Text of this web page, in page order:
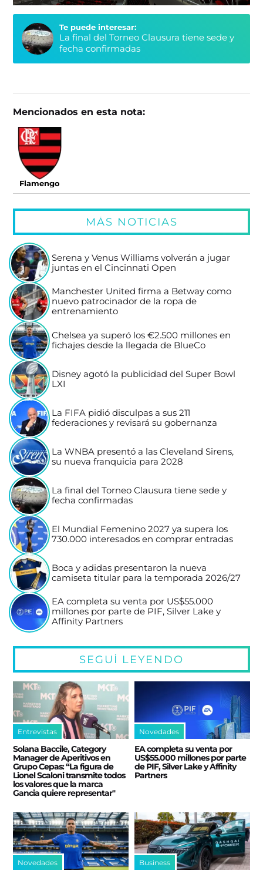
Te puede interesar:
La final del Torneo Clausura tiene sede y
fecha confirmadas
Mencionados en esta nota:
Flamengo
MÁS NOTICIAS
Serena y Venus Williams volverán a jugar
juntas en el Cincinnati Open
Manchester United firma a Betway como
nuevo patrocinador de la ropa de
entrenamiento
Chelsea ya superó los €2.500 millones en
fichajes desde la llegada de BlueCo
Disney agotó la publicidad del Super Bowl
LXI
La FIFA pidió disculpas a sus 211
federaciones y revisará su gobernanza
La WNBA presentó a las Cleveland Sirens,
su nueva franquicia para 2028
La final del Torneo Clausura tiene sede y
fecha confirmadas
El Mundial Femenino 2027 ya supera los
730.000 interesados en comprar entradas
Boca y adidas presentaron la nueva
camiseta titular para la temporada 2026/27
EA completa su venta por US$55.000
millones por parte de PIF, Silver Lake y
Affinity Partners
SEGUÍ LEYENDO
Entrevistas
Solana Baccile, Category
Manager de Aperitivos en
Grupo Cepas: “La figura de
Lionel Scaloni transmite todos
los valores que la marca
Gancia quiere representar"
Novedades
EA completa su venta por
US$55.000 millones por parte
de PIF, Silver Lake y Affinity
Partners
Novedades Business